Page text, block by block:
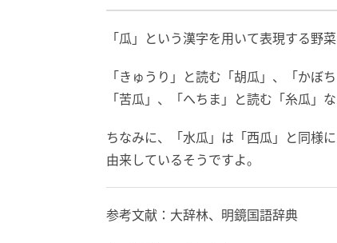
「瓜」という漢字を用いて表現する野
「きゅうり」と読む「胡瓜」、「かぼ
「苦瓜」、「へちま」と読む「糸瓜」な
ちなみに、「水瓜」は「西瓜」と同様
由来しているそうですよ。
参考文献：大辞林、明鏡国語辞典